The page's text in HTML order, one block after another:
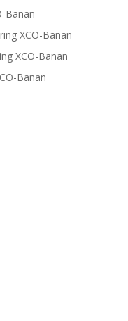
Banan
XCO-Banan
XCO-Banan
Banan